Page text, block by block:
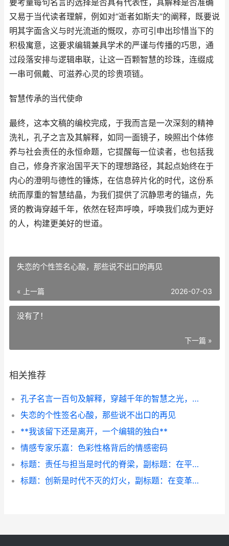
要考量每句名言的选择是否具有代表性，其解释是否准确
又易于当代读者理解，例如对“逝者如斯夫”的阐释，既要说
明其字面含义与时光流逝的慨叹，亦可引申出珍惜当下的
积极寓意，这要求编辑兼具学术的严谨与传播的巧思，通
过段落安排与逻辑串联，让这一百颗智慧的珍珠，连缀成
一串可佩戴、可滋养心灵的珍贵项链。
智慧传承的当代使命
最终，这本文稿的编校完成，于我而言是一次深刻的精神
洗礼，孔子之言及其解释，如同一面镜子，映照出个体修
养与社会责任的永恒命题，它提醒每一位读者，也包括我
自己，修身齐家治国平天下的理想路径，其起点始终在于
内心的澄明与德性的锤炼，在信息碎片化的时代，这份系
统而厚重的智慧结晶，为我们提供了沉静思考的锚点，先
贤的教诲穿越千年，依然在轻声呼唤，呼唤我们成为更好
的人，构建更美好的世道。
失恋的个性签名心酸，那些说不出口的再见
« 上一篇 2026-07-03
没有了！
下一篇 »
相关推荐
孔子名言一百句及解释，穿越千年的智慧之光，副标题，编辑眼中的永恒箴言
失恋的个性签名心酸，那些说不出口的再见
**我该留下还是离开，一个编辑的独白**
情感专家乐嘉：色彩性格背后的情感密码
标题：责任与担当是时代的脊梁，副标题：在平凡中书写不平凡
标题：创新是时代不灭的灯火，副标题：在变革中寻找永恒